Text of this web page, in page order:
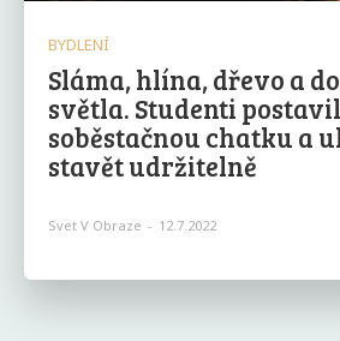
BYDLENÍ
Sláma, hlína, dřevo a
světla. Studenti
soběstačnou chatku a
stavět udržitelně
Svet V Obraze - 12.7.2022